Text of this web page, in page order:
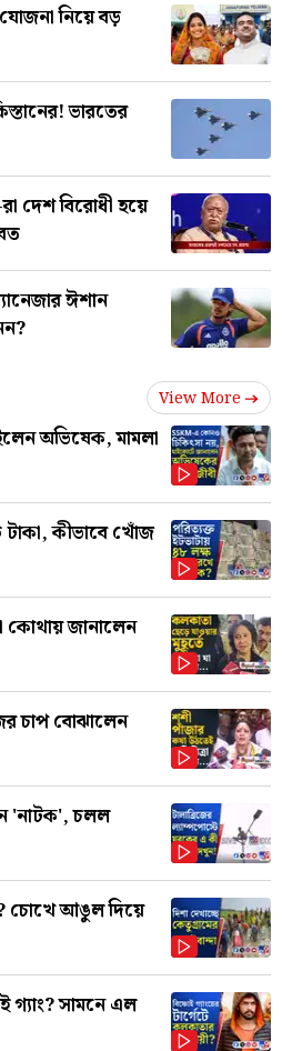
নিয়ে বড়
ভারতের
দেশ বিরোধী হয়ে
ঈশান
View More
অভিষেক, মামলা
টাকা, কীভাবে খোঁজ
কোথায় জানালেন
চাপ বোঝালেন
'নাটক', চলল
চোখে আঙুল দিয়ে
গ্যাং? সামনে এল